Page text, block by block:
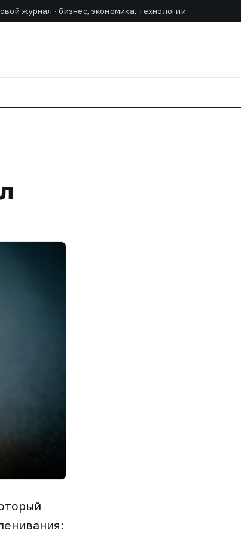
журнал · бизнес, экономика, технологии